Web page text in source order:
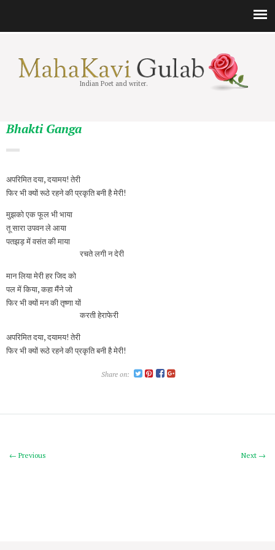
Indian Poet and writer.
Bhakti Ganga
अपरिमित दया, दयामय! तेरी
फिर भी क्यों रूठे रहने की प्रकृति बनी है मेरी!
मुझको एक फूल भी भाया
तू सारा उपवन ले आया
पतझड़ में वसंत की माया
रचते लगी न देरी
मान लिया मेरी हर जिद को
पल में किया, कहा मैंने जो
फिर भी क्यों मन की तृष्णा यों
करती हेराफेरी
अपरिमित दया, दयामय! तेरी
फिर भी क्यों रूठे रहने की प्रकृति बनी है मेरी!
Share on:
Next →
← Previous